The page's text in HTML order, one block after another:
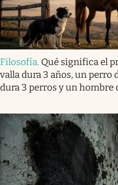
Filosofía. Qué significa el
valla dura 3 años, un perro
dura 3 perros y un hombre